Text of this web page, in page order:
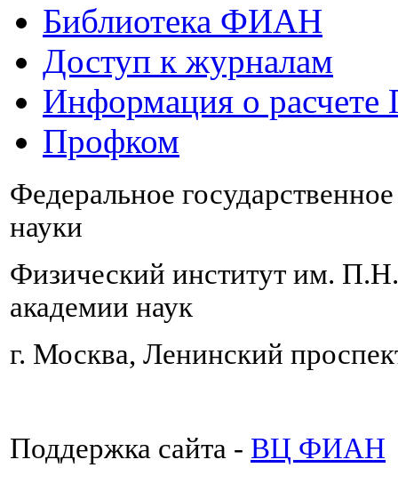
Библиотека ФИАН
Доступ к журналам
Информация о
Профком
Федеральное
науки
Физический институт им.
академии наук
г. Москва, Ленинский
Поддержка сайта - ВЦ ФИАН